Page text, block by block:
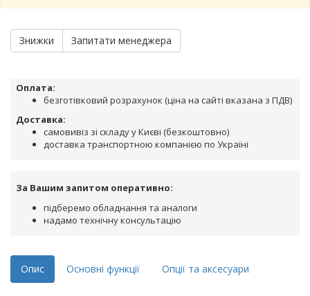
Знижки Запитати менеджера
Оплата:
безготівковий розрахунок (ціна на сайті вказана з ПДВ)
Доставка:
самовивіз зі складу у Києві (безкоштовно)
доставка транспортною компанією по Україні
За Вашим запитом оперативно:
підберемо обладнання та аналоги
надамо технічну консультацію
Опис Основні функції Опції та аксесуари